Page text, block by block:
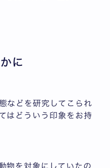
に
などを研究してこられ
はどういう印象をお持
物を対象にしていたの